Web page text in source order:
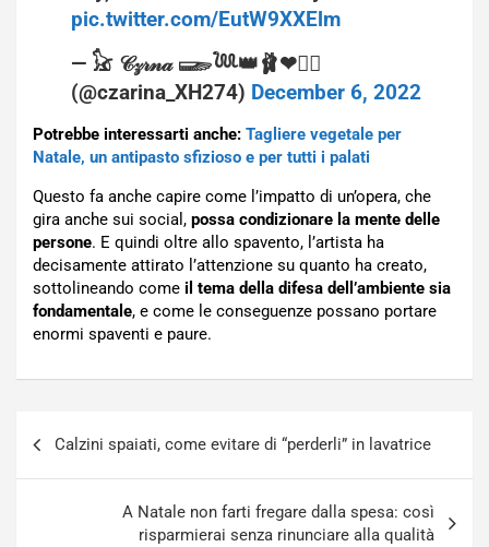
pic.twitter.com/EutW9XXElm
— 𓃠 𝒞𝓏𝓇𝓃𝒶 𓆃𓆙👑🩰❤🧜‍♀️
(@czarina_XH274) December 6, 2022
Potrebbe interessarti anche: Tagliere vegetale per
Natale, un antipasto sfizioso e per tutti i palati
Questo fa anche capire come l’impatto di un’opera, che
gira anche sui social, possa condizionare la mente delle
persone. E quindi oltre allo spavento, l’artista ha
decisamente attirato l’attenzione su quanto ha creato,
sottolineando come il tema della difesa dell’ambiente sia
fondamentale, e come le conseguenze possano portare
enormi spaventi e paure.
Calzini spaiati, come evitare di “perderli” in lavatrice
A Natale non farti fregare dalla spesa: così
risparmierai senza rinunciare alla qualità